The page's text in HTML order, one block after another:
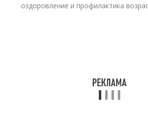
оздоровление и профилактика